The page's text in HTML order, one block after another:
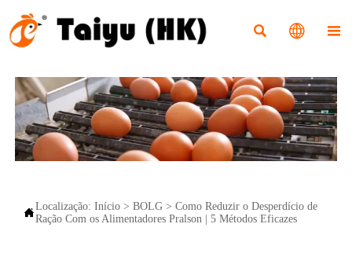
  
Localização: Início> BOLG> Como Reduzir o Desperdício de
Ração Com os Alimentadores Pralson | 5 Métodos Eficazes